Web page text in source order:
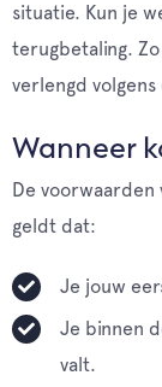
situatie. Kun je
terugbetaling.
verlengd
Wanneer
De
geldt dat:
Je jouw
Je binnen
valt.